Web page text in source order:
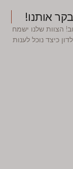
אותנו!
הצוות שלנו ישמח
כיצד נוכל לענות